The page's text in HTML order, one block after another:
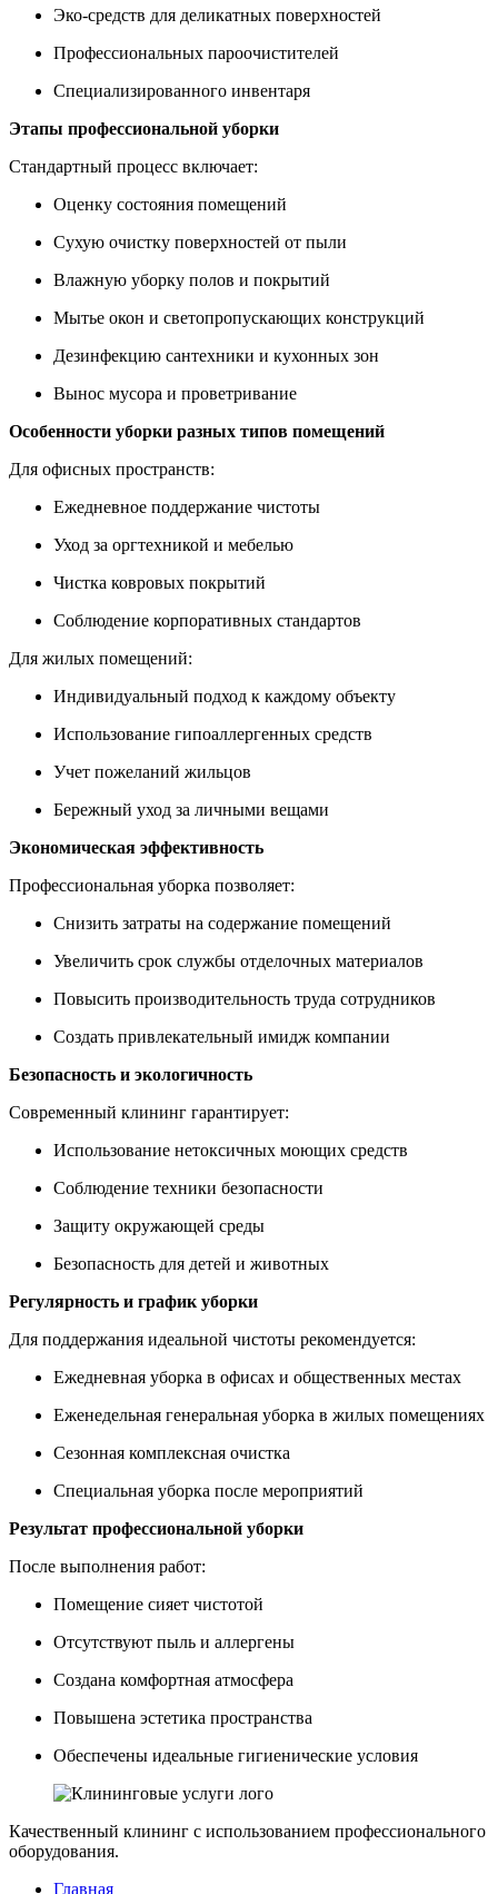
Эко-средств для деликатных поверхностей
Профессиональных пароочистителей
Специализированного инвентаря
Этапы профессиональной уборки
Стандартный процесс включает:
Оценку состояния помещений
Сухую очистку поверхностей от пыли
Влажную уборку полов и покрытий
Мытье окон и светопропускающих конструкций
Дезинфекцию сантехники и кухонных зон
Вынос мусора и проветривание
Особенности уборки разных типов помещений
Для офисных пространств:
Ежедневное поддержание чистоты
Уход за оргтехникой и мебелью
Чистка ковровых покрытий
Соблюдение корпоративных стандартов
Для жилых помещений:
Индивидуальный подход к каждому объекту
Использование гипоаллергенных средств
Учет пожеланий жильцов
Бережный уход за личными вещами
Экономическая эффективность
Профессиональная уборка позволяет:
Снизить затраты на содержание помещений
Увеличить срок службы отделочных материалов
Повысить производительность труда сотрудников
Создать привлекательный имидж компании
Безопасность и экологичность
Современный клининг гарантирует:
Использование нетоксичных моющих средств
Соблюдение техники безопасности
Защиту окружающей среды
Безопасность для детей и животных
Регулярность и график уборки
Для поддержания идеальной чистоты рекомендуется:
Ежедневная уборка в офисах и общественных местах
Еженедельная генеральная уборка в жилых помещениях
Сезонная комплексная очистка
Специальная уборка после мероприятий
Результат профессиональной уборки
После выполнения работ:
Помещение сияет чистотой
Отсутствуют пыль и аллергены
Создана комфортная атмосфера
Повышена эстетика пространства
Обеспечены идеальные гигиенические условия
Качественный клининг с использованием профессионального
оборудования.
Главная